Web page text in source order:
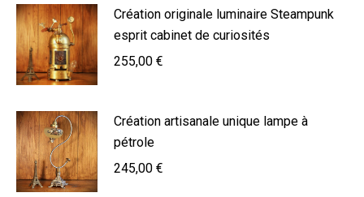
Création originale luminaire Steampunk
esprit cabinet de curiosités
255,00 €
Création artisanale unique lampe à
pétrole
245,00 €